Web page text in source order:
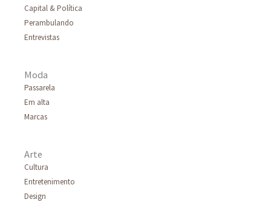
Capital & Política
Perambulando
Entrevistas
Moda
Passarela
Em alta
Marcas
Arte
Cultura
Entretenimento
Design